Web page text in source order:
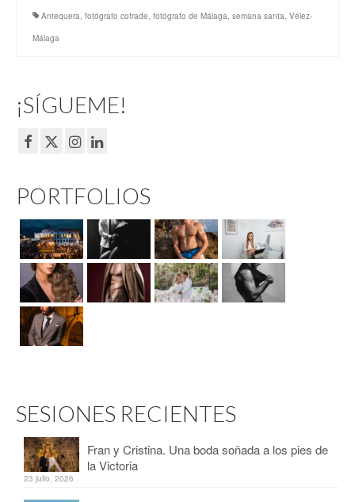
Antequera fotógrafo cofrade fotógrafo de Málaga semana santa Vélez-
Málaga
¡SÍGUEME!
PORTFOLIOS
SESIONES RECIENTES
Fran y Cristina. Una boda soñada a los pies de
la Victoria
23 julio, 2026